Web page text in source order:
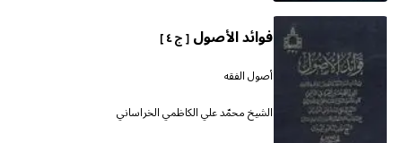
فوائد الأصول[ ج ٤ ]
أصول الفقه
الشيخ محمّد علي الكاظمي الخراساني